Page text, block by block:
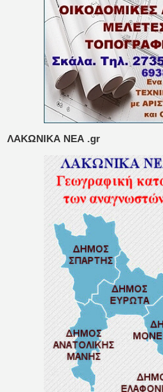
ΛΑΚΩΝΙΚΑ ΝΕΑ .gr